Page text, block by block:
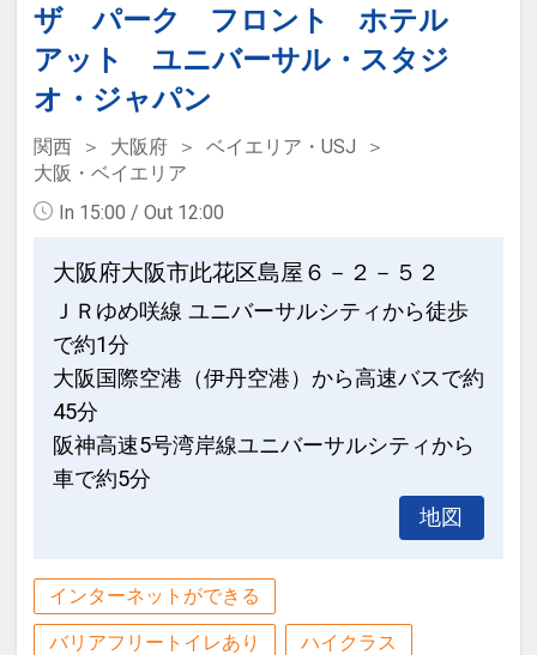
ザ パーク フロント ホテル
アット ユニバーサル・スタジ
オ・ジャパン
関西 大阪府
ベイエリア・USJ
大阪・ベイエリア
In 15:00 / Out 12:00
大阪府大阪市此花区島屋６－２－５２
ＪＲゆめ咲線 ユニバーサルシティから徒歩
で約1分
大阪国際空港（伊丹空港）から高速バスで約
45分
阪神高速5号湾岸線ユニバーサルシティから
車で約5分
地図
インターネットができる
バリアフリートイレあり ハイクラス